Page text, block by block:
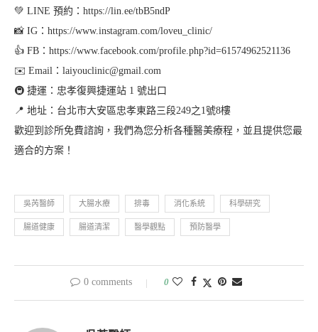
💚 LINE 預約：https://lin.ee/tbB5ndP
📸 IG：https://www.instagram.com/loveu_clinic/
👍 FB：https://www.facebook.com/profile.php?id=61574962521136
✉️ Email：laiyouclinic@gmail.com
🚇 捷運：忠孝復興捷運站 1 號出口
📍 地址：台北市大安區忠孝東路三段249之1號8樓
歡迎到診所免費諮詢，我們為您分析各種醫美療程，並且提供您最
適合的方案！
吳芮醫師 大腸水療 排毒 消化系統 科學研究
腸道健康 腸道清潔 醫學觀點 預防醫學
0 comments 0